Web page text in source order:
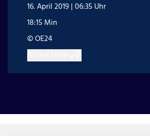
16. April 2019 | 06:35 Uhr
18:15 Min
© OE24